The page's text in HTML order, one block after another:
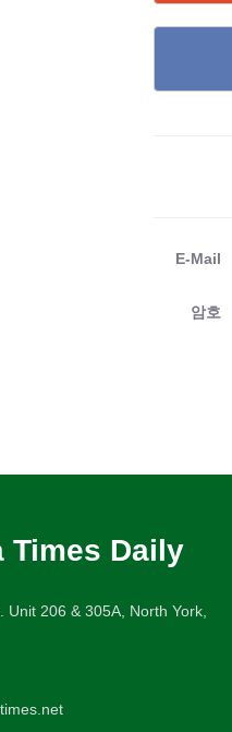
E-Mail
암호
Times Daily
Unit 206 & 305A, North York,